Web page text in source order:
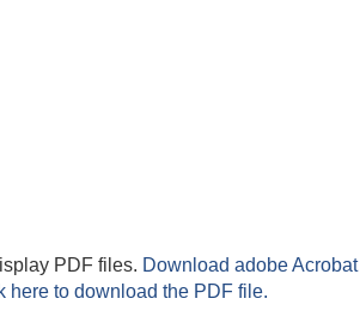
PDF files. Download adobe Acrobat
here to download the PDF file.